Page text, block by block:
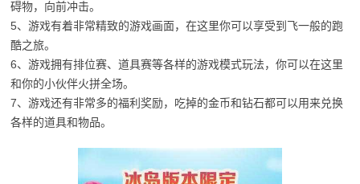
碍物，向前冲击。
5、游戏有着非常精致的游戏画面，在这里你可以享受到飞一般的跑
酷之旅。
6、游戏拥有排位赛、道具赛等各样的游戏模式玩法，你可以在这里
和你的小伙伴火拼全场。
7、游戏还有非常多的福利奖励，吃掉的金币和钻石都可以用来兑换
各样的道具和物品。